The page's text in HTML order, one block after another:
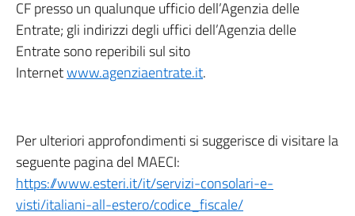
CF presso un qualunque ufficio dell’Agenzia delle
Entrate; gli indirizzi degli uffici dell’Agenzia delle
Entrate sono reperibili sul sito
Internetwww.agenziaentrate.it.
Per ulteriori approfondimenti si suggerisce di visitare la
seguente pagina del MAECI:
https://www.esteri.it/it/servizi-consolari-e-
visti/italiani-all-estero/codice_fiscale/